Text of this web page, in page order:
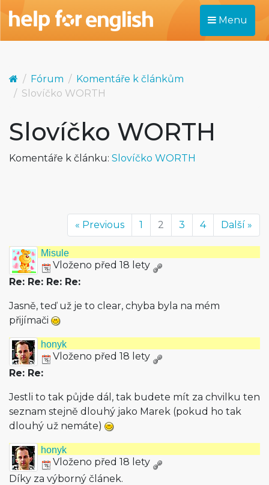
Menu
Fórum
Komentáře k článkům
Slovíčko WORTH
Slovíčko WORTH
Komentáře k článku: Slovíčko WORTH
« Previous 1 2 3 4 Další »
Misule
Vloženo před 18 lety
Re: Re: Re: Re:
Jasně, teď už je to clear, chyba byla na mém
přijímači
honyk
Vloženo před 18 lety
Re: Re:
Jestli to tak půjde dál, tak budete mít za chvilku ten
seznam stejně dlouhý jako Marek (pokud ho tak
dlouhý už nemáte)
honyk
Vloženo před 18 lety
Díky za výborný článek.